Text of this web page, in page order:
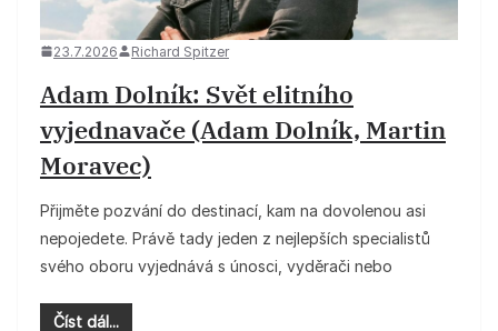
23.7.2026 Richard Spitzer
Adam Dolník: Svět elitního
vyjednavače (Adam Dolník, Martin
Moravec)
Přijměte pozvání do destinací, kam na dovolenou asi
nepojedete. Právě tady jeden z nejlepších specialistů
svého oboru vyjednává s únosci, vyděrači nebo
Číst dál...